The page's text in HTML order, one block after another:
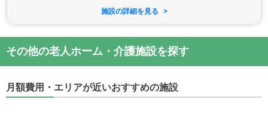
施設の詳細を見る
その他の老人ホーム・介護施設を探す
月額費用・エリアが近いおすすめの施設